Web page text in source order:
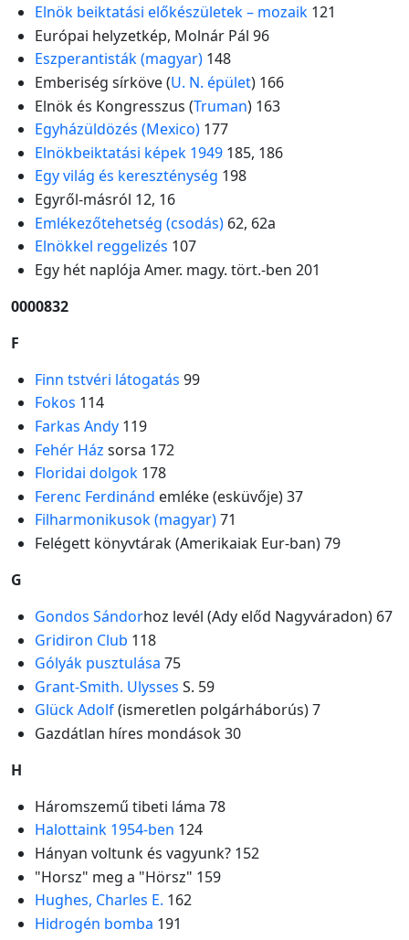
Elnök beiktatási előkészületek – mozaik121
Európai helyzetkép, Molnár Pál 96
Eszperantisták (magyar)148
Emberiség sírköve (U. N. épület) 166
Elnök és Kongresszus (Truman) 163
Egyházüldözés (Mexico)177
Elnökbeiktatási képek 1949185, 186
Egy világ és kereszténység 198
Egyről-másról 12, 16
Emlékezőtehetség (csodás)62, 62a
Elnökkel reggelizés 107
Egy hét naplója Amer. magy. tört.-ben 201
0000832
F
Finn tstvéri látogatás 99
Fokos 114
Farkas Andy119
Fehér Ház sorsa 172
Floridai dolgok178
Ferenc Ferdinánd emléke (esküvője) 37
Filharmonikusok (magyar)71
Felégett könyvtárak (Amerikaiak Eur-ban) 79
G
Gondos Sándorhoz levél (Ady előd Nagyváradon) 67
Gridiron Club 118
Gólyák pusztulása 75
Grant-Smith. Ulysses S. 59
Glück Adolf(ismeretlen polgárháborús) 7
Gazdátlan híres mondások 30
H
Háromszemű tibeti láma 78
Halottaink 1954-ben 124
Hányan voltunk és vagyunk? 152
"Horsz" meg a "Hörsz" 159
Hughes, Charles E. 162
Hidrogén bomba 191